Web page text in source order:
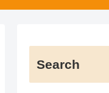
Search